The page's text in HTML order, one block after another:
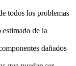
todos los problemas
estimado de la
dañados